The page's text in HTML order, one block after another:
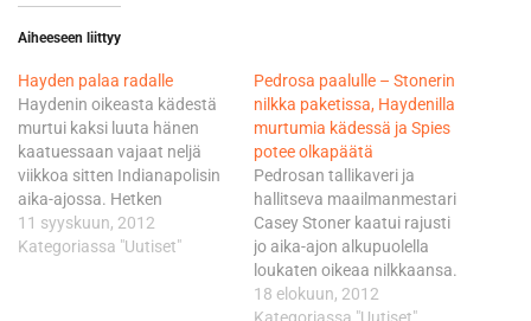
Aiheeseen liittyy
Hayden palaa radalle
Haydenin oikeasta kädestä
murtui kaksi luuta hänen
kaatuessaan vajaat neljä
viikkoa sitten Indianapolisin
aika-ajossa. Hetken
tajuttomana ollut Hayden
kärsi rytäkän seurauksena
11 syyskuun, 2012
Kategoriassa "Uutiset"
Pedrosa paalulle – Stonerin
nilkka paketissa, Haydenilla
murtumia kädessä ja Spies
potee olkapäätä
Pedrosan tallikaveri ja
hallitseva maailmanmestari
Casey Stoner kaatui rajusti
jo aika-ajon alkupuolella
loukaten oikeaa nilkkaansa.
MM-pisteissä kolmantena
18 elokuun, 2012